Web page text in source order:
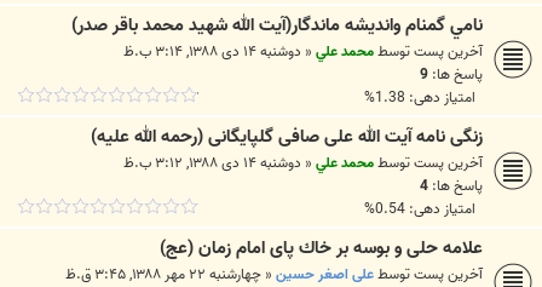
نامي گمنام وانديشه ماندگار(آيت الله شهيد محمد باقر صدر)
آخرین پست توسطمحمد علي« دوشنبه ۱۴ دی ۱۳۸۸, ۳:۱۴ ب.ظ
پاسخ ها: 9
امتیاز دهی: 1.38%
زنگی نامه آیت الله علی صافی گلپایگانی (رحمه الله علیه)
آخرین پست توسطمحمد علي« دوشنبه ۱۴ دی ۱۳۸۸, ۳:۱۲ ب.ظ
پاسخ ها: 4
امتیاز دهی: 0.54%
علامه حلی و بوسه بر خاك پای امام زمان (عج)
آخرین پست توسطعلی اصغر حسین« چهارشنبه ۲۲ مهر ۱۳۸۸, ۳:۴۵ ق.ظ